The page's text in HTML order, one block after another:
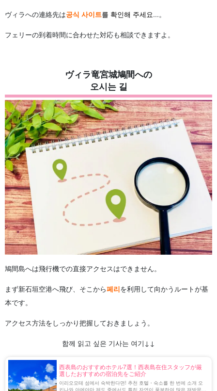
ヴィラへの連絡先は공식 사이트를 확인해 주세요...。
フェリーの到着時間に合わせた対応も相談できますよ。
ヴィラ竜宮城鳩間への
오시는 길
鳩間島へは飛行機での直接アクセスはできません。
まず新石垣空港へ飛び、そこから페리を利用して向かうルートが基
本です。
アクセス方法をしっかり把握しておきましょう。
함께 읽고 싶은 기사는 여기↓↓
西表島のおすすめホテル7選！西表島在住スタッフが厳
選したおすすめの宿泊先をご紹介
이리오모테 섬에서 숙박한다면! 추천 호텔・숙소를 한 번에 소개 오